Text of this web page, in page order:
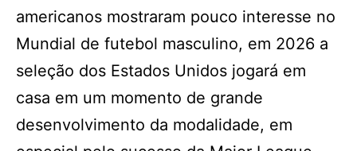
americanos mostraram pouco interesse no
Mundial de futebol masculino, em 2026 a
seleção dos Estados Unidos jogará em
casa em um momento de grande
desenvolvimento da modalidade, em